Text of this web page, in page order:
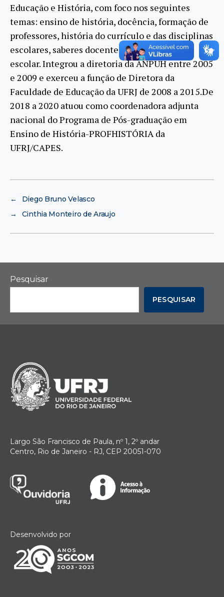
Educação e História, com foco nos seguintes
temas: ensino de história, docência, formação de
professores, história do currículo e das disciplinas
escolares, saberes docentes e conhecimento
escolar. Integrou a diretoria da ANPUH entre 2005
e 2009 e exerceu a função de Diretora da
Faculdade de Educação da UFRJ de 2008 a 2015.De
2018 a 2020 atuou como coordenadora adjunta
nacional do Programa de Pós-graduação em
Ensino de História-PROFHISTÓRIA da
UFRJ/CAPES.
←
Diego Bruno Velasco
→
Cinthia Monteiro de Araujo
Pesquisar
PESQUISAR
Largo São Francisco de Paula, nº 1, 2º andar
Centro, Rio de Janeiro - RJ, CEP 20051-070
Desenvolvido por